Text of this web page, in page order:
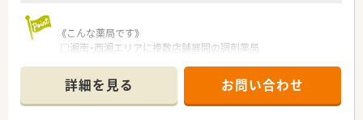
《こんな薬局です》
□湘南・西湘エリアに複数店舗展開の調剤薬局
□住宅街のなかにある広々とした店舗です
□マイカー通勤OK！駐車場完備しています
□充実した教育体制で未経験の方も安心◎
詳細を見る お問い合わせ